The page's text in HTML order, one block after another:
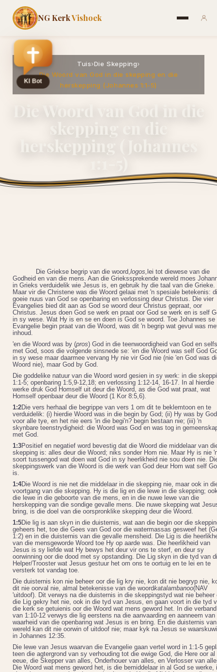
NG KerkVishoek
Tuis›Die Skepping›
Die Woord van God in die skepping en die
herskepping (Johannes 1:1-5)
2 April 2016·ngvishoek
Die Griekse begrip van die woord,logos, lei tot diewese van die
Godheid en van die mens. Aan die Griekssprekende wereld moes
in Grieks verduidelik wie Jesus is, en gebruik hy die taal van die Grieke.
Maar vir die Christene was die Woord gelaai met 'n spesiale betekenis:
goeie nuus van God se openbaring en verlossing deur Christus. Die vier
Evangelies bied dit aan as God se woord deur Christus gepraat, oor
Christus. Jesus doen God se werk en praat oor God se werk en is self
in sy wese. Wat Hy is en se en doen is God se woord. Toe Johannes se
Evangelie begin praat van die Woord, was dit 'n begrip wat gevul was
inhoud.
'en die Woord was by (pros) God in die teenwoordigheid van God en
met God, soos die volgende sinsnede se: 'en die Woord was self God
in sy wese maar daarmee vervang Hy nie vir God nie (nie 'en God was
Woord nie), maar God by God.
Die goddelike natuur van die Woord word gesien in sy werk: in die
1:1-5; openbaring 1:5,9-12,18; en verlossing 1:12-14, 16-17. In al hierdie
werke druk God Homself uit deur die Woord, as die God wat praat, wat
Homself openbaar deur die Woord (1 Kor 8:5,6).
1:2Die vers herhaal die begrippe van vers 1 om dit te beklemtoon en te
verduidelik: (i) hierdie Woord was in die begin by God; (ii) Hy was by God
voor alle tye, en het nie eers 'in die begi'n? begin bestaan nie; (iii) 'n
skynbare teenstrydigheid: die Woord was God en was tog in
met God.
1:3Positief en negatief word bevestig dat die Woord die middelaar van
skepping is: alles deur die Woord; niks sonder Hom nie. Maar Hy is nie
soort tussengod wat doen wat God in sy heerlikheid nie sou doen nie.
skeppingswerk van die Woord is die werk van God deur Hom wat self
is.
1:4Die Woord is nie net die middelaar in die skepping nie, maar ook in
voortgang van die skepping. Hy is die lig en die lewe in die skepping;
die lewe in die geboorte van die mens, en in die nuwe lewe van die
herskepping van die sondige gevalle mens. Die nuwe skepping wat
bring, is die doel van die oorspronklike skepping deur die Woord.
1:5Die lig is aan skyn in die duisternis, wat aan die begin oor die
geheers het, toe die Gees van God oor die watermassas gesweef het
1:2) en in die duisternis van die gevalle mensheid. Die Lig is die
van die mensgeworde Woord toe Hy op aarde was. Die heerlikheid van
Jesus is sy liefde wat Hy bewys het deur vir ons te sterf, en deur sy
oorwinning oor die dood met sy opstanding. Die Lig skyn in die tyd van
Helper/Trooster wat Jesus gestuur het om ons te oortuig en te lei en te
versterk tot vandag toe.
Die duisternis kon nie beheer oor die lig kry nie, kon dit nie begryp nie,
dit nie oorval nie, almal betekenisse van die woordkatalambanoo(NAV
'uitdoof). Dit verwys na die duisternis in die skeppingstyd wat nie beheer
die Lig gekry het nie, ook in die tyd van Jesus, en gaan voort in die tyd
die kerk se getuienis oor die Woord wat mens geword het. In die verband
van 1:10-12 verwys die lig eerstens na die aanvaarding en aanneem van
waarheid van die openbaring wat Jesus is en bring. En die duisternis
wereld kan dit nie oorwin of uitdoof nie; maar kyk na Jesus se
in Johannes 12:35.
Die lewe van Jesus waarvan die Evangelie gaan vertel word in 1:1-5
teen die agtergrond van sy verhouding tot die ewige God, die Here oor al
eeue, die Skepper van alles, Onderhouer van alles, en Verlosser van
Die Woord wat mens geword het, is die bemiddelaar in al God se werke,